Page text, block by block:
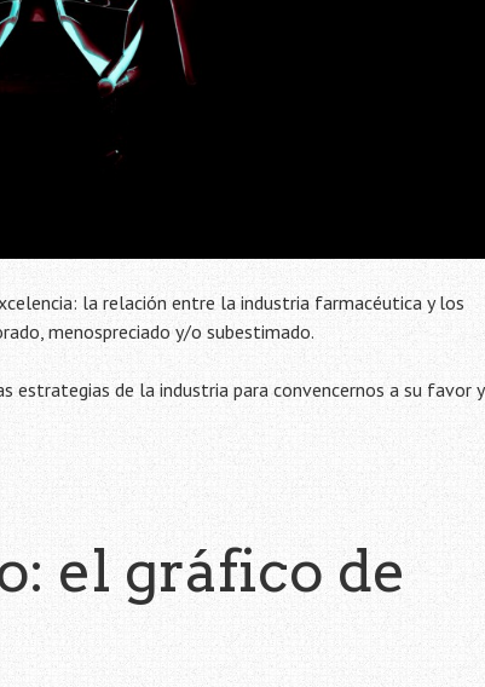
la relación entre la industria farmacéutica y los
menospreciado y/o subestimado.
estrategias de la industria para convencernos a su favor y
el gráfico de